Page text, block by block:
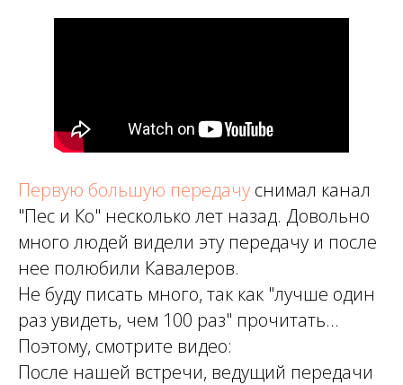
Первую большую передачу снимал канал
"Пес и Ко" несколько лет назад. Довольно
много людей видели эту передачу и после
нее полюбили Кавалеров.
Не буду писать много, так как "лучше один
раз увидеть, чем 100 раз" прочитать...
Поэтому, смотрите видео:
После нашей встречи, ведущий передачи